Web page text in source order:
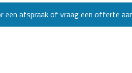
een afspraak of vraag een offerte